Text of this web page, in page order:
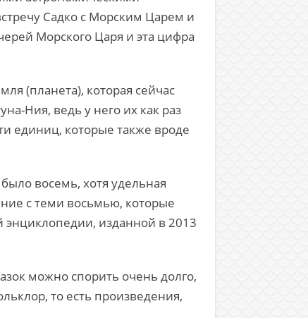
Садко с Морским Царем и
Морского Царя и эта цифра
(планета), которая сейчас
Ния, ведь у него их как раз
единиц, которые также вроде
восемь, хотя удельная
с теми восьмью, которые
энциклопедии, изданной в 2013
можно спорить очень долго,
то есть произведения,